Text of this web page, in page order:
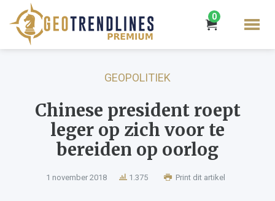
0
GEOPOLITIEK
Chinese president roept
leger op zich voor te
bereiden op oorlog
1 november 2018 1.375 Print dit artikel